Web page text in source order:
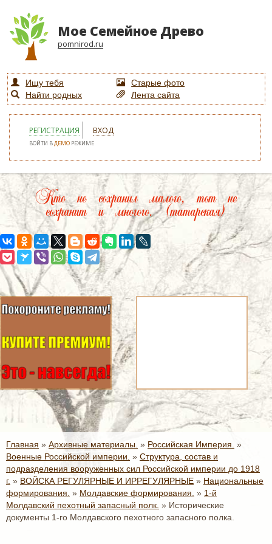
Мое Семейное Древо
pomnirod.ru
Ищу тебя
Старые фото
Найти родных
Лента сайта
РЕГИСТРАЦИЯ ВХОД
ВОЙТИ ВДЕМО РЕЖИМЕ
Кто не сохранил малого, тот не
сохранит и многого. (татарская)
Главная » Архивные материалы. » Российская Империя. »
Военные Российской империи. » Структура, состав и
подразделения вооруженных сил Российской империи до 1918
г. » ВОЙСКА РЕГУЛЯРНЫЕ И ИРРЕГУЛЯРНЫЕ » Национальные
формирования. » Молдавские формирования. » 1-й
Молдавский пехотный запасный полк. » Исторические
документы 1-го Молдавского пехотного запасного полка.